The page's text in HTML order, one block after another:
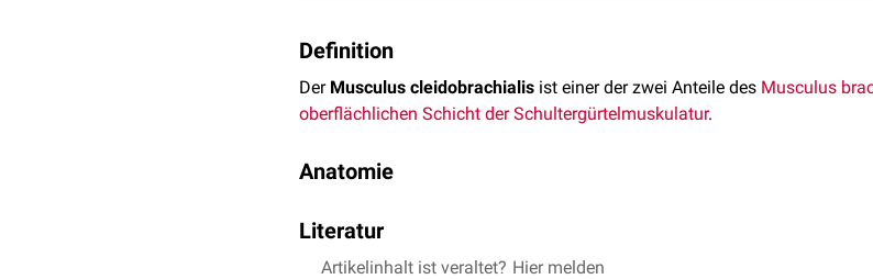
Definition
Der Musculus cleidobrachialis ist einer der zwei Anteile des Musculus
oberflächlichen Schicht der Schultergürtelmuskulatur.
Anatomie
Verlauf
Der Muskel nimmt gemeinsam mit dem
Literatur
Messner, Patrick, Renkin, Maria. Anatomie des aktiven & passiven
Artikelinhalt ist veraltet? Hier melden